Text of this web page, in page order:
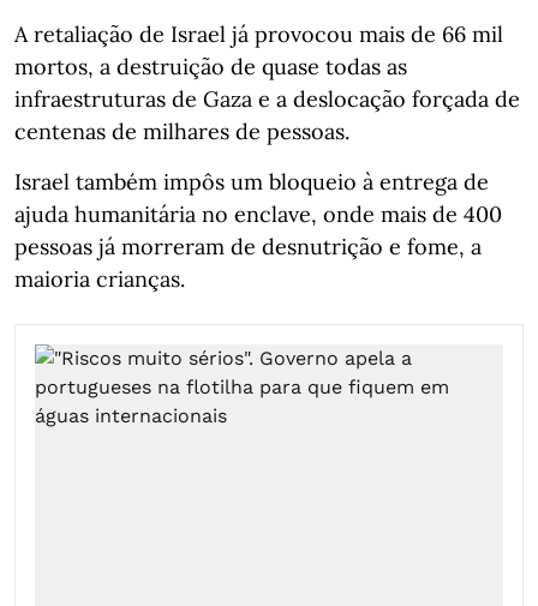
A retaliação de Israel já provocou mais de 66 mil
mortos, a destruição de quase todas as
infraestruturas de Gaza e a deslocação forçada de
centenas de milhares de pessoas.
Israel também impôs um bloqueio à entrega de
ajuda humanitária no enclave, onde mais de 400
pessoas já morreram de desnutrição e fome, a
maioria crianças.